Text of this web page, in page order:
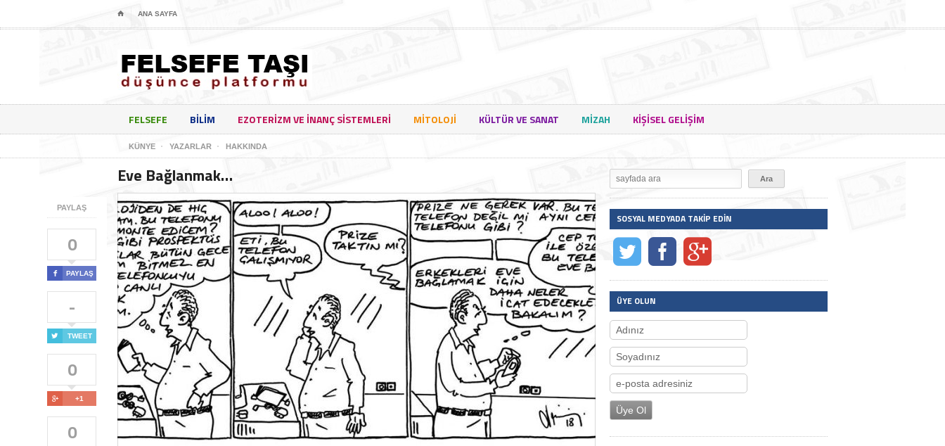
⌂ ANA SAYFA
FELSEFE BILIM EZOTERIZM VE INANÇ SISTEMLERI MITOLOJI KÜLTÜR VE SANAT MIZAH KIŞISEL GELIŞIM
KÜNYE YAZARLAR HAKKINDA
PAYLAŞ
0
 PAYLAŞ
-
 TWEET
0
 +1
0
Eve Bağlanmak…
SOSYAL MEDYADA TAKIP EDIN
ÜYE OLUN